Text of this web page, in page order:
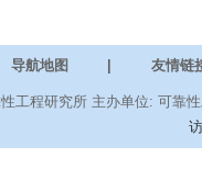
导航地图 友情链
工程研究所 主办单位: 可靠